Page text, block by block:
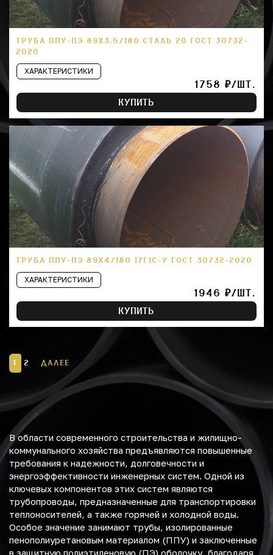
ТРУБА ППУ-ПЭ 89Х3,5/180 СТАЛЬ 20 ГОСТ 30732-
2020
ХАРАКТЕРИСТИКИ
1758 ₽/ШТ.
КУПИТЬ
ТРУБА ППУ-ПЭ 89Х4/180 17Г1С-У ГОСТ 30732-2020
ХАРАКТЕРИСТИКИ
1946 ₽/ШТ.
КУПИТЬ
1 2 ДАЛЕЕ
В области современного строительства и жилищно-
коммунального хозяйства предъявляются повышенные
требования к надежности, долговечности и
энергоэффективности инженерных систем. Одной из
ключевых компонентов этих систем являются
трубопроводы, предназначенные для транспортировки
теплоносителей, а также горячей и холодной воды.
Особое значение занимают трубы, изолированные
пенополиуретановым материалом (ППУ) и заключенные
в защитную полиэтиленовую (ПЭ) оболочку, благодаря